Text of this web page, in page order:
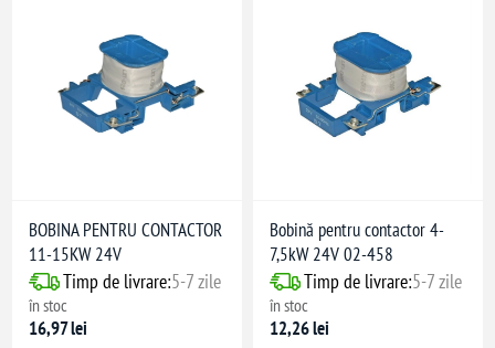
61009-2-1
BOBINA PENTRU CONTACTOR
11-15KW 24V
Timp de livrare:5-7 zile
în stoc
16,97 lei
Bobină pentru contactor 4-
7,5kW 24V 02-458
Timp de livrare:5-7 zile
în stoc
12,26 lei